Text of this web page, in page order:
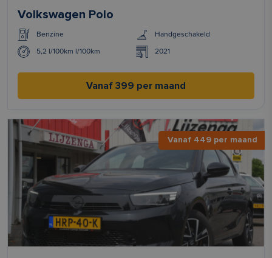
Volkswagen Polo
Benzine Handgeschakeld
5,2 l/100km l/100km 2021
Vanaf 399 per maand
Vanaf 449 per maand